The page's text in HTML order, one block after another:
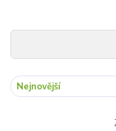
Nejnovější